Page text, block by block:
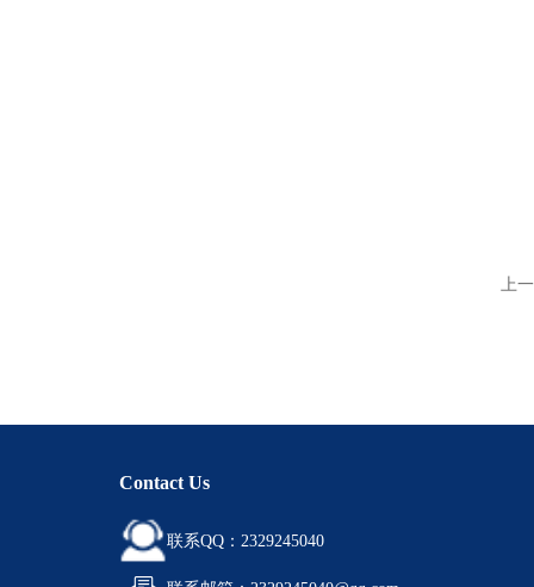
上
Contact Us
联系QQ：2329245040